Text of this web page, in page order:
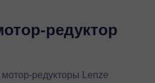
редуктор
мотор-редукторы Lenze